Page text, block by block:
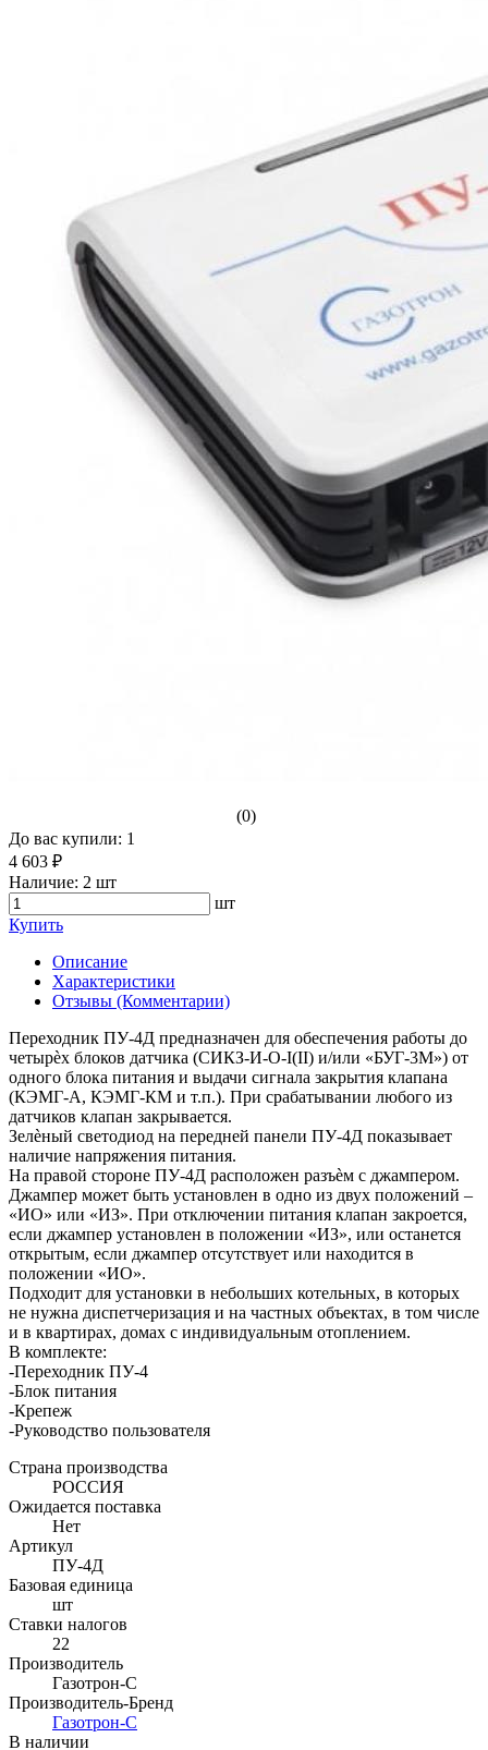
(0)
До вас купили: 1
4 603 ₽
Наличие: 2 шт
шт
Купить
Описание
Характеристики
Отзывы (Комментарии)
Переходник ПУ-4Д предназначен для обеспечения работы до
четырѐх блоков датчика (СИКЗ-И-О-I(II) и/или «БУГ-3М») от
одного блока питания и выдачи сигнала закрытия клапана
(КЭМГ-А, КЭМГ-КМ и т.п.). При срабатывании любого из
датчиков клапан закрывается.
Зелѐный светодиод на передней панели ПУ-4Д показывает
наличие напряжения питания.
На правой стороне ПУ-4Д расположен разъѐм с джампером.
Джампер может быть установлен в одно из двух положений –
«ИО» или «ИЗ». При отключении питания клапан закроется,
если джампер установлен в положении «ИЗ», или останется
открытым, если джампер отсутствует или находится в
положении «ИО».
Подходит для установки в небольших котельных, в которых
не нужна диспетчеризация и на частных объектах, в том числе
и в квартирах, домах с индивидуальным отоплением.
В комплекте:
-Переходник ПУ-4
-Блок питания
-Крепеж
-Руководство пользователя
Страна производства
РОССИЯ
Ожидается поставка
Нет
Артикул
ПУ-4Д
Базовая единица
шт
Ставки налогов
22
Производитель
Газотрон-С
Производитель-Бренд
Газотрон-С
В наличии